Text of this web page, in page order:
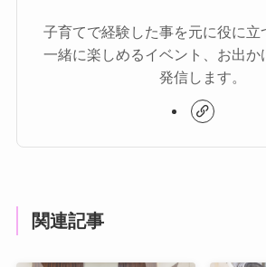
子育てで経験した事を元に役に立
一緒に楽しめるイベント、お出か
発信します。
関連記事